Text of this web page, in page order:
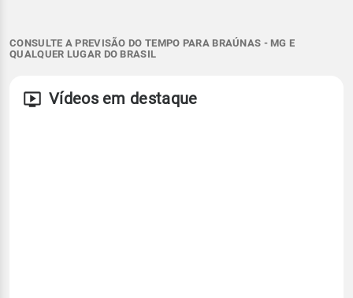
CONSULTE A PREVISÃO DO TEMPO PARA BRAÚNAS - MG E
QUALQUER LUGAR DO BRASIL
Vídeos em destaque